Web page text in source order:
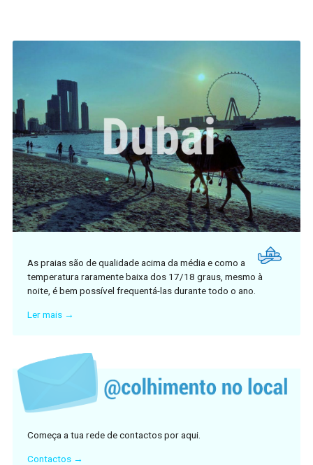
As praias são de qualidade acima da média e como a
temperatura raramente baixa dos 17/18 graus, mesmo à
noite, é bem possível frequentá-las durante todo o ano.
Ler mais →
Começa a tua rede de contactos por aqui.
Contactos →